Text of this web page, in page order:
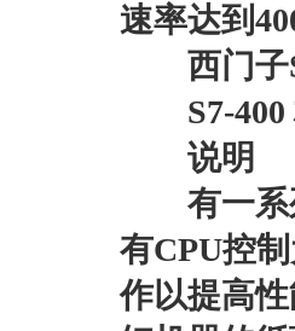
速率达到
西门
S7-
说明
有一系列
有CPU控
作以提高